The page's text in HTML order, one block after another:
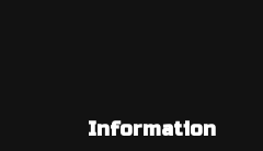
Information